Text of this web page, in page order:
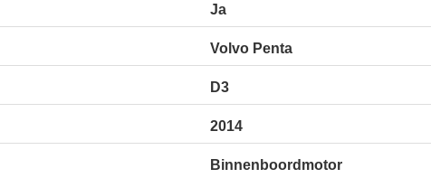
Ja
Volvo Penta
D3
2014
Binnenboordmotor